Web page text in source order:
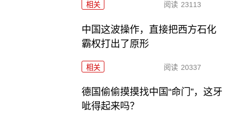
相关 阅读 23113
中国这波操作，直接把西方石化
霸权打出了原形
相关 阅读 20337
德国偷偷摸摸找中国“命门”，这牙
呲得起来吗？